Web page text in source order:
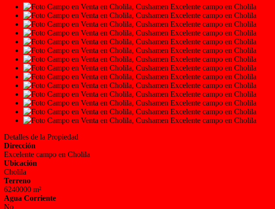
Detalles de la Propiedad
Dirección
Excelente campo en Cholila
Ubicación
Cholila
Terreno
6240000 m²
Agua Corriente
No